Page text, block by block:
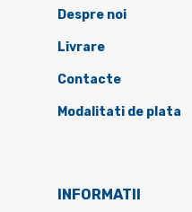
Despre noi
Livrare
Contacte
Modalitati de plata
INFORMATII